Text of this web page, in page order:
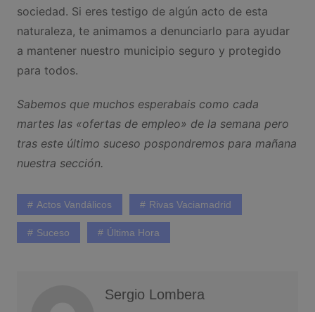
sociedad. Si eres testigo de algún acto de esta
naturaleza, te animamos a denunciarlo para ayudar
a mantener nuestro municipio seguro y protegido
para todos.
Sabemos que muchos esperabais como cada
martes las «ofertas de empleo» de la semana pero
tras este último suceso pospondremos para mañana
nuestra sección.
Actos Vandálicos Rivas Vaciamadrid
Suceso Última Hora
Sergio Lombera